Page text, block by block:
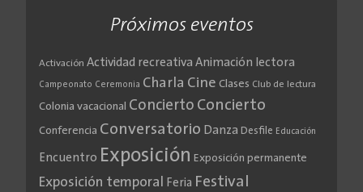
Próximos eventos
Activación Actividad recreativa Animación lectora
Campeonato Ceremonia Charla Cine Clases Club de lectura
Colonia vacacional Concierto Concierto
Conferencia Conversatorio Danza Desfile Educación
Encuentro Exposición Exposición permanente
Exposición temporal Feria Festival